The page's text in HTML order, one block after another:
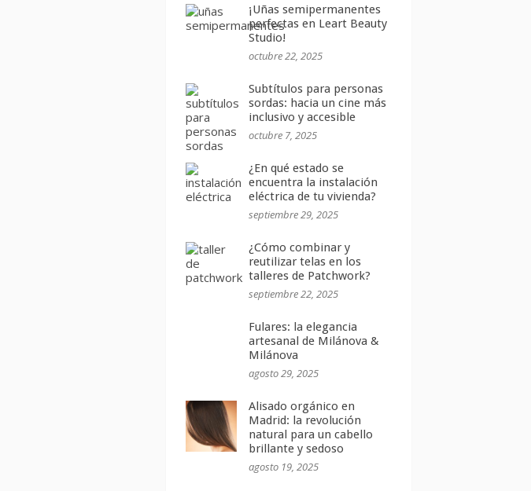
¡Uñas semipermanentes
perfectas en Leart Beauty
Studio!
octubre 22, 2025
Subtítulos para personas
sordas: hacia un cine más
inclusivo y accesible
octubre 7, 2025
¿En qué estado se
encuentra la instalación
eléctrica de tu vivienda?
septiembre 29, 2025
¿Cómo combinar y
reutilizar telas en los
talleres de Patchwork?
septiembre 22, 2025
Fulares: la elegancia
artesanal de Milánova &
Milánova
agosto 29, 2025
Alisado orgánico en
Madrid: la revolución
natural para un cabello
brillante y sedoso
agosto 19, 2025